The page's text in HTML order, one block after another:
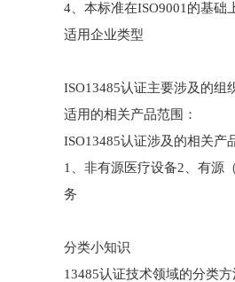
4、本标准在ISO9001的基础
适用企业类型
ISO13485认证主要涉及的
适用的相关产品范围：
ISO13485认证涉及的相关产
1、非有源医疗设备2、有源
务
分类小知识
13485认证技术领域的分类